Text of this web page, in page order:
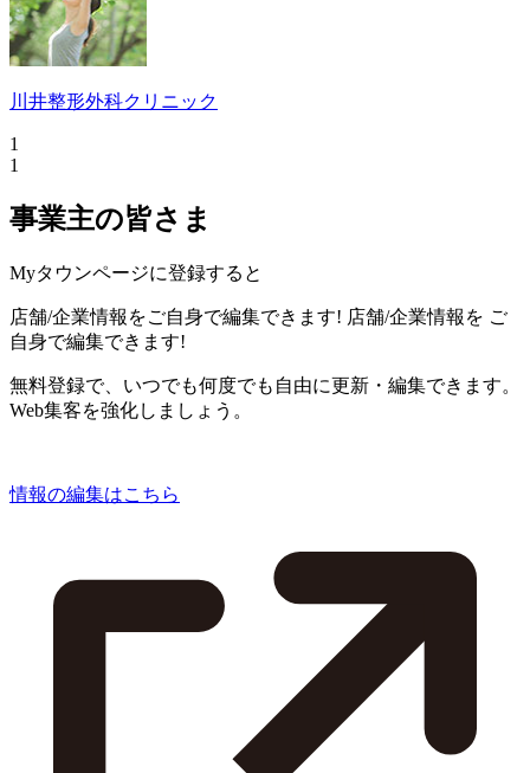
川井整形外科クリニック
1
1
事業主の皆さま
Myタウンページに登録すると
店舗/企業情報をご自身で編集できます! 店舗/企業情報を ご
自身で編集できます!
無料登録で、いつでも何度でも自由に更新・編集できます。
Web集客を強化しましょう。
情報の編集はこちら